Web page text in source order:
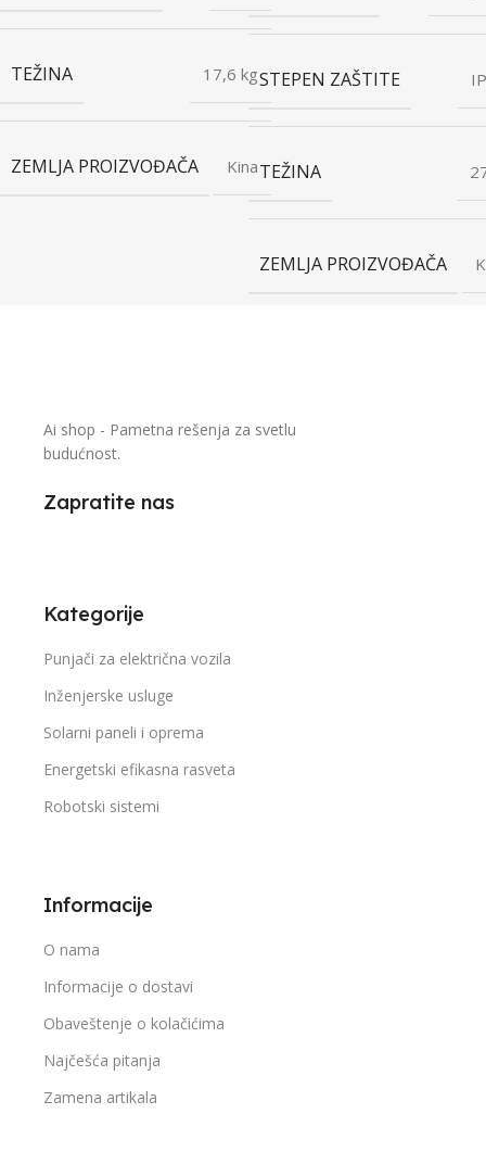
TEŽINA 17,6 kg
ZEMLJA PROIZVOĐAČA Kina
STEPEN ZAŠTITE
TEŽINA
ZEMLJA PROIZVOĐAČA
Ai shop - Pametna rešenja za svetlu
budućnost.
Zapratite nas
Kategorije
Punjači za električna vozila
Inženjerske usluge
Solarni paneli i oprema
Energetski efikasna rasveta
Robotski sistemi
Informacije
O nama
Informacije o dostavi
Obaveštenje o kolačićima
Najčešća pitanja
Zamena artikala